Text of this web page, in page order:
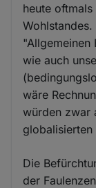
heute
"Allgemeinen
wie auch
wäre
würden zwar
globalisierten
Die
der